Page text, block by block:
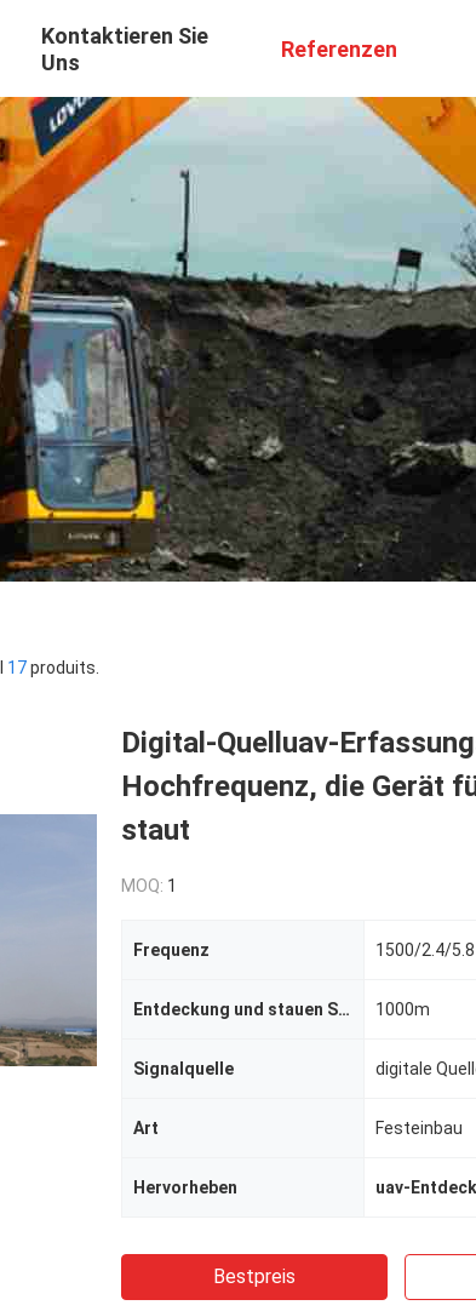
Kontaktieren Sie
Uns
Referenzen
17produits.
Digital-Quelluav-
Hochfrequenz, die Gerät
staut
MOQ: 1
Frequenz 1500/2.4/5.8
Entdeckung und stauen Strecke 1000m
Signalquelle digitale
Art Festeinbau
Hervorheben uav-
Bestpreis